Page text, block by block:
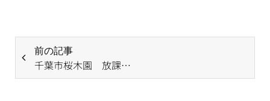
前の記事
千葉市桜木園 放課後等デイサービス事業所自己評価結果